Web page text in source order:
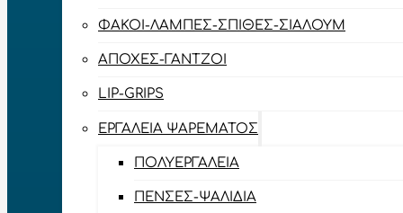
ΦΑΚΟΊ-ΛΆΜΠΕΣ-ΣΠΊΘΕΣ-ΣΊΑΛΟΥΜ
ΑΠΌΧΕΣ-ΓΆΝΤΖΟΙ
LIP-GRIPS
EΡΓΑΛΕΊΑ ΨΑΡΈΜΑΤΟΣ
ΠΟΛΥΕΡΓΑΛΕΊΑ
ΠΈΝΣΕΣ-ΨΑΛΊΔΙΑ